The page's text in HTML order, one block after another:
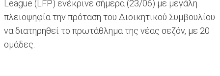
League (LFP) ενέκρινε σήμερα (23/06) με μεγάλη
πλειοψηφία την πρόταση του Διοικητικού Συμβουλίου
να διατηρηθεί το πρωτάθλημα της νέας σεζόν, με 20
ομάδες.